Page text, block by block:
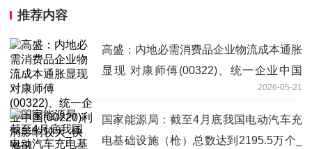
推荐内容
高盛：内地必需消费品企业物流成本通胀
显现 对康师傅(00322)、统一企业中国
2026-05-21
国家能源局：截至4月底我国电动汽车充
电基础设施（枪）总数达到2195.5万个_